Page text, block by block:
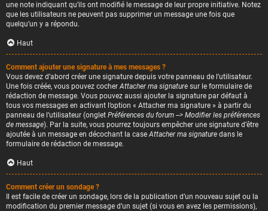
une note indiquant qu’ils ont modifié le message de leur propre initiative. Notez
que les utilisateurs ne peuvent pas supprimer un message une fois que
quelqu’un y a répondu.
Haut
Comment ajouter une signature à mes messages ?
Vous devez d’abord créer une signature depuis votre panneau de l’utilisateur.
Une fois créée, vous pouvez cocherAttacher ma signature sur le formulaire de
rédaction de message. Vous pouvez aussi ajouter la signature par défaut à
tous vos messages en activant l’option « Attacher ma signature » à partir du
panneau de l’utilisateur (onglet Préférences du forum --> Modifier les préférences
de message). Par la suite, vous pourrez toujours empêcher une signature d’être
ajoutée à un message en décochant la caseAttacher ma signature dans le
formulaire de rédaction de message.
Haut
Comment créer un sondage ?
Il est facile de créer un sondage, lors de la publication d’un nouveau sujet ou la
modification du premier message d’un sujet (si vous en avez les permissions),